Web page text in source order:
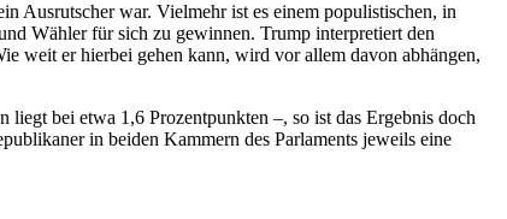
Ausrutscher war. Vielmehr ist es einem populistischen, in
Wähler für sich zu gewinnen. Trump interpretiert den
weit er hierbei gehen kann, wird vor allem davon abhängen,
bei etwa 1,6 Prozentpunkten –, so ist das Ergebnis doch
in beiden Kammern des Parlaments jeweils eine